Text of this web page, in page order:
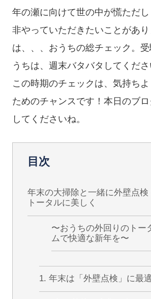
年の瀬に向けて世の中が慌ただ
非やっていただきたいことがあ
は、、、おうちの総チェック。
うちは、週末バタバタしてくださ
この時期のチェックは、気持ち
ためのチャンスです！本日のブ
してくださいね。
目次
年末の大掃除と一緒に外壁点検
トータルに美しく
〜おうちの外回りのトー
ムで快適な新年を〜
1. 年末は「外壁点検」に最